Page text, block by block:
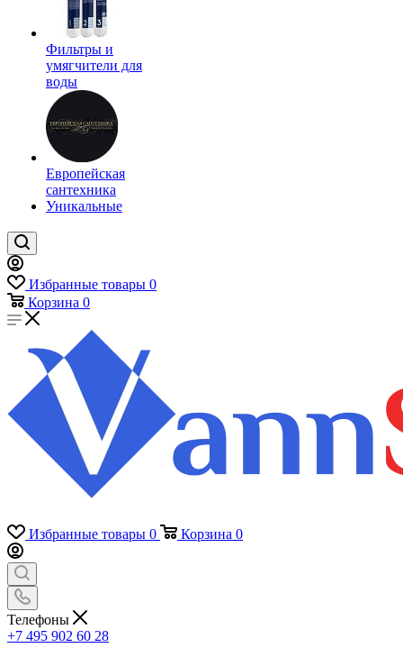
Фильтры и
умягчители для
воды
Европейская
сантехника
Уникальные
Избранные товары 0
Корзина 0
Избранные товары 0 Корзина 0
Телефоны
+7 495 902 60 28